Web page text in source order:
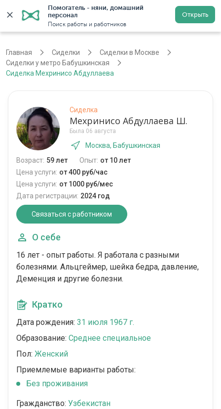
Помогатель - няни, домашний
персонал
Поиск работы и работников
Открыть
Регистрация
Главная Сиделки
Сиделки в Москве
Сиделки у метро Бабушкинская
Сиделка Мехринисо Абдуллаева
Сиделка
Мехринисо Абдуллаева Ш.
Была 06 августа
Москва, Бабушкинская
Возраст: 59 лет Опыт: от 10 лет
Цена услуги: от 400 руб/час
Цена услуги: от 1000 руб/мес
Дата регистрации: 2024 год
Связаться с работником
О себе
16 лет - опыт работы. Я работала с разными
болезнями. Альцгеймер, шейка бедра, давление,
Деменция и другие болезни.
Кратко
Дата рождения: 31 июля 1967 г.
Образование: Среднее специальное
Пол: Женский
Приемлемые варианты работы:
Без проживания
Гражданство: Узбекистан